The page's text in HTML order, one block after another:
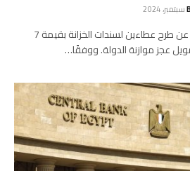
أعلن البنك المركزي المصري، عن طرح عطاءين لسندات الخزانة بقيمة 7
عجز موازنة الدولة. ووفقًا…